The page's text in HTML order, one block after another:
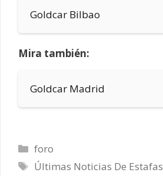
Goldcar Bilbao
Mira también:
Goldcar Madrid
Categorías
foro
Etiquetas
Últimas Noticias De Estafas